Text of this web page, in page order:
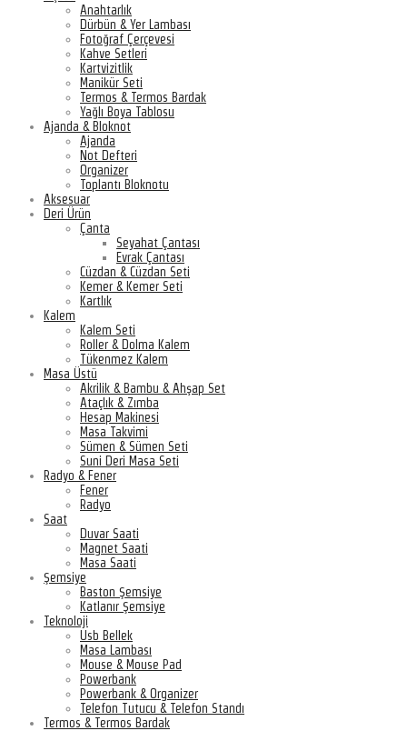
Anahtarlık
Dürbün & Yer Lambası
Fotoğraf Çerçevesi
Kahve Setleri
Kartvizitlik
Manikür Seti
Termos & Termos Bardak
Yağlı Boya Tablosu
Ajanda & Bloknot
Ajanda
Not Defteri
Organizer
Toplantı Bloknotu
Aksesuar
Deri Ürün
Çanta
Seyahat Çantası
Evrak Çantası
Cüzdan & Cüzdan Seti
Kemer & Kemer Seti
Kartlık
Kalem
Kalem Seti
Roller & Dolma Kalem
Tükenmez Kalem
Masa Üstü
Akrilik & Bambu & Ahşap Set
Ataçlık & Zımba
Hesap Makinesi
Masa Takvimi
Sümen & Sümen Seti
Suni Deri Masa Seti
Radyo & Fener
Fener
Radyo
Saat
Duvar Saati
Magnet Saati
Masa Saati
Şemsiye
Baston Şemsiye
Katlanır Şemsiye
Teknoloji
Usb Bellek
Masa Lambası
Mouse & Mouse Pad
Powerbank
Powerbank & Organizer
Telefon Tutucu & Telefon Standı
Termos & Termos Bardak